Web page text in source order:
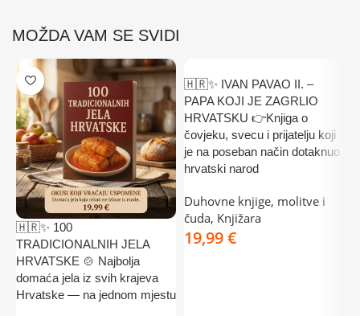
MOŽDA VAM SE SVIDI
🇭🇷✨ 100
TRADICIONALNIH JELA
HRVATSKE 🍲 Najbolja
domaća jela iz svih krajeva
Hrvatske — na jednom mjestu
🇭🇷✨ IVAN PAVAO II. –
PAPA KOJI JE ZAGRLIO
HRVATSKU 👉Knjiga o
čovjeku, svecu i prijatelju koji
je na poseban način dotaknuo
hrvatski narod
Duhovne knjige, molitve i
čuda, Knjižara
€